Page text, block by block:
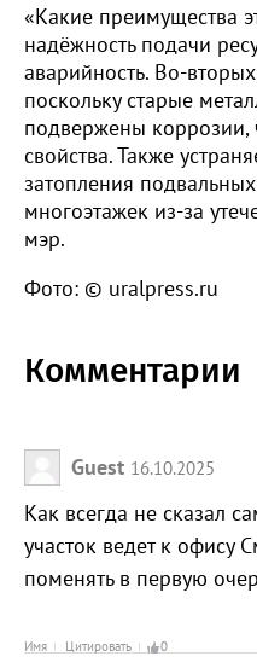
«Какие преимущества
надёжность подачи
аварийность. Во-
поскольку старые
подвержены коррозии,
свойства. Также
затопления
многоэтажек из-за
мэр.
Фото: © uralpress.ru
Комментарии
Guest 16.10.2025
Как всегда не сказал
участок ведет к офису
поменять в первую
Имя Цитировать 0